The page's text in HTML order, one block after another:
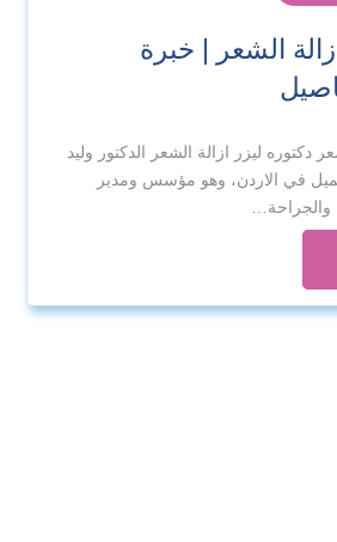
الشعر | خبرة
دكتوره ليزر ازالة الشعر الدكتور وليد
في الاردن، وهو مؤسس ومدير
والجراحة…